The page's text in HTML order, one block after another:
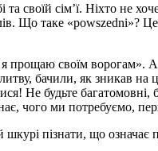
своїй сім’ї. Ніхто не
Що таке «powszedni»?
прощаю своїм
бачили, як зникав на
Не будьте
чого ми потребуємо,
пізнати, що